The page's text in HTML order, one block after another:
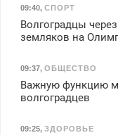
09:40, СПОРТ
Волгоградцы
земляков на
09:37, ОБЩЕСТВО
Важную функцию
волгоградцев
09:25, ЗДОРОВЬЕ